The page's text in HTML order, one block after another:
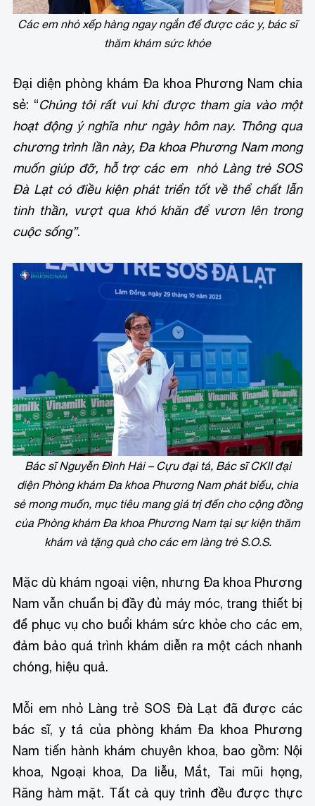
Các em nhỏ xếp hàng ngay ngắn để được các y, bác sĩ
thăm khám sức khỏe
Đại diện phòng khám Đa khoa Phương Nam chia
sẻ: “Chúng tôi rất vui khi được tham gia vào một
hoạt động ý nghĩa như ngày hôm nay. Thông qua
chương trình lần này, Đa khoa Phương Nam mong
muốn giúp đỡ, hỗ trợ các em nhỏ Làng trẻ SOS
Đà Lạt có điều kiện phát triển tốt về thể chất lẫn
tinh thần, vượt qua khó khăn để vươn lên trong
cuộc sống”.
Bác sĩ Nguyễn Đình Hải – Cựu đại tá, Bác sĩ CKII đại
diện Phòng khám Đa khoa Phương Nam phát biểu, chia
sẻ mong muốn, mục tiêu mang giá trị đến cho cộng đồng
của Phòng khám Đa khoa Phương Nam tại sự kiện thăm
khám và tặng quà cho các em làng trẻ S.O.S.
Mặc dù khám ngoại viện, nhưng Đa khoa Phương
Nam vẫn chuẩn bị đầy đủ máy móc, trang thiết bị
để phục vụ cho buổi khám sức khỏe cho các em,
đảm bảo quá trình khám diễn ra một cách nhanh
chóng, hiệu quả.
Mỗi em nhỏ Làng trẻ SOS Đà Lạt đã được các
bác sĩ, y tá của phòng khám Đa khoa Phương
Nam tiến hành khám chuyên khoa, bao gồm: Nội
khoa, Ngoại khoa, Da liễu, Mắt, Tai mũi họng,
Răng hàm mặt. Tất cả quy trình đều được thực